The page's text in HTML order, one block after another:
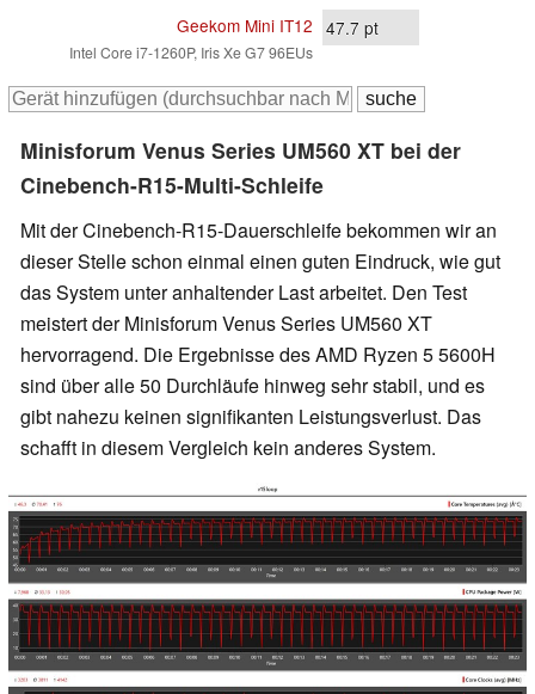
Geekom Mini IT12
Intel Core i7-1260P, Iris Xe G7 96EUs
47.7 pt
Minisforum Venus Series UM560 XT bei der
Cinebench-R15-Multi-Schleife
Mit der Cinebench-R15-Dauerschleife bekommen wir an
dieser Stelle schon einmal einen guten Eindruck, wie gut
das System unter anhaltender Last arbeitet. Den Test
meistert der Minisforum Venus Series UM560 XT
hervorragend. Die Ergebnisse des AMD Ryzen 5 5600H
sind über alle 50 Durchläufe hinweg sehr stabil, und es
gibt nahezu keinen signifikanten Leistungsverlust. Das
schafft in diesem Vergleich kein anderes System.